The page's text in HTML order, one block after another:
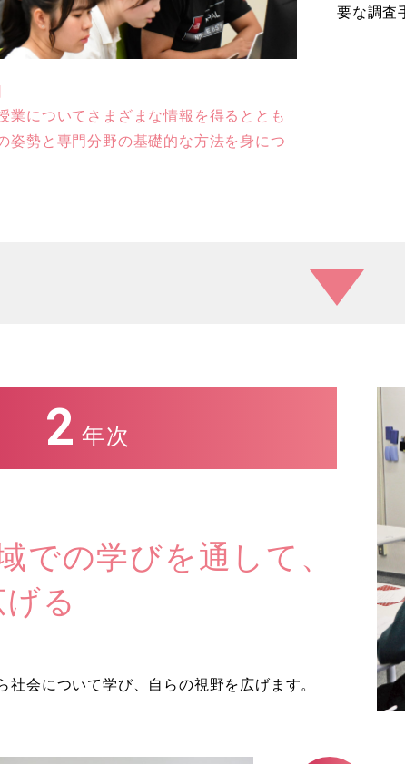
要な調査
業についてさまざまな情報を得るととも
姿勢と専門分野の基礎的な方法を身につ
2 年次
での学びを通して、
る
社会について学び、自らの視野を広げます。